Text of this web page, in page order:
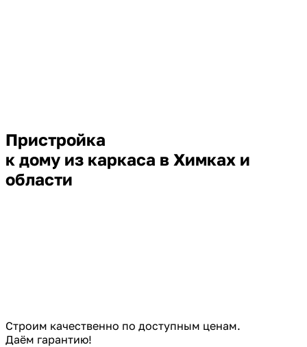
Пристройка
к дому из каркаса в Химках и
области
Строим качественно по доступным ценам.
Даём гарантию!